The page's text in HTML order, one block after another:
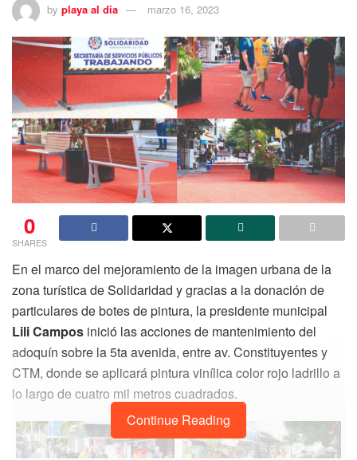
by playa al dia marzo 16, 2023
0
SHARES
En el marco del mejoramiento de la imagen urbana de la
zona turística de Solidaridad y gracias a la donación de
particulares de botes de pintura, la presidente municipal
Lili Campos inició las acciones de mantenimiento del
adoquín sobre la 5ta avenida, entre av. Constituyentes y
CTM, donde se aplicará pintura vinílica color rojo ladrillo a
lo largo de cuatro mil metros cuadrados.
Continue Reading